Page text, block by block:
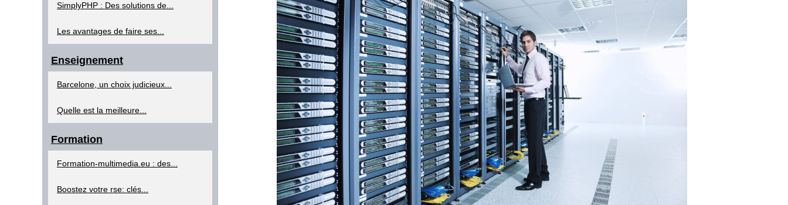
SimplyPHP : Des solutions de...
Les avantages de faire ses...
Enseignement
Barcelone, un choix judicieux...
Quelle est la meilleure...
Formation
Formation-multimedia.eu : des...
Boostez votre rse: clés...